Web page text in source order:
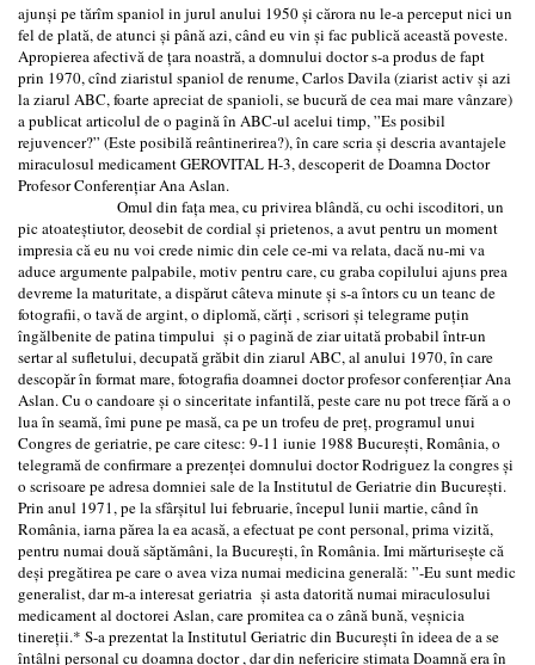
ajunși pe tărîm spaniol in jurul anului 1950 şi cărora nu le-a perceput nici un
fel de plată, de atunci și până azi, când eu vin și fac publică această poveste.
Apropierea afectivă de țara noastră, a domnului doctor s-a produs de fapt
prin 1970, cînd ziaristul spaniol de renume, Carlos Davila (ziarist activ și azi
la ziarul ABC, foarte apreciat de spanioli, se bucură de cea mai mare vânzare)
a publicat articolul de o pagină în ABC-ul acelui timp, ”Es posibil
rejuvencer?” (Este posibilă reântinerirea?), în care scria şi descria avantajele
miraculosul medicament GEROVITAL H-3, descoperit de Doamna Doctor
Profesor Conferențiar Ana Aslan.
Omul din fața mea, cu privirea blândă, cu ochi iscoditori, un
pic atoateștiutor, deosebit de cordial și prietenos, a avut pentru un moment
impresia că eu nu voi crede nimic din cele ce-mi va relata, dacă nu-mi va
aduce argumente palpabile, motiv pentru care, cu graba copilului ajuns prea
devreme la maturitate, a dispărut câteva minute și s-a întors cu un teanc de
fotografii, o tavă de argint, o diplomă, cărți , scrisori și telegrame puțin
îngălbenite de patina timpului și o pagină de ziar uitată probabil într-un
sertar al sufletului, decupată grăbit din ziarul ABC, al anului 1970, în care
descopăr în format mare, fotografia doamnei doctor profesor conferențiar Ana
Aslan. Cu o candoare și o sinceritate infantilă, peste care nu pot trece fără a o
lua în seamă, îmi pune pe masă, ca pe un trofeu de preț, programul unui
Congres de geriatrie, pe care citesc: 9-11 iunie 1988 București, România, o
telegramă de confirmare a prezenței domnului doctor Rodriguez la congres și
o scrisoare pe adresa domniei sale de la Institutul de Geriatrie din București.
Prin anul 1971, pe la sfârșitul lui februarie, începul lunii martie, când în
România, iarna părea la ea acasă, a efectuat pe cont personal, prima vizită,
pentru numai două săptămâni, la București, în România. Imi mărturisește că
deși pregătirea pe care o avea viza numai medicina generală: ”-Eu sunt medic
generalist, dar m-a interesat geriatria și asta datorită numai miraculosului
medicament al doctorei Aslan, care promitea ca o zână bună, veșnicia
tinereții.* S-a prezentat la Institutul Geriatric din București în ideea de a se
întâlni personal cu doamna doctor , dar din nefericire stimata Doamnă era în